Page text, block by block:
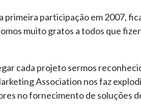
primeira participação em 2007,
muito gratos a todos que
cada projeto sermos
Association nos faz
no fornecimento de soluções